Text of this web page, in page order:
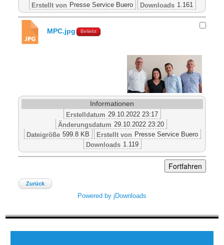
Erstellt von Presse Service Buero Downloads 1.161
MPC.jpg Beliebt
Informationen
Erstelldatum 29.10.2022 23:17
Änderungsdatum 29.10.2022 23:20
Dateigröße 599.8 KB Erstellt von Presse Service Buero
Downloads 1.119
Zurück
Powered by jDownloads